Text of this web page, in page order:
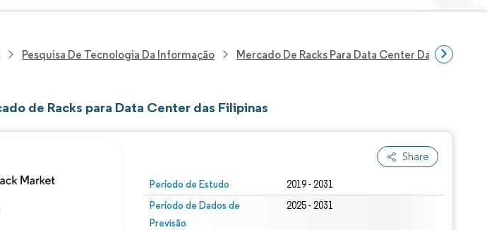
Pesquisa De Tecnologia Da Informação Mercado De Racks Para Data Center Das Filipinas
de Racks para Data Center das Filipinas
Share
Período de Estudo 2019 - 2031
Período de Dados de
Previsão
2025 - 2031